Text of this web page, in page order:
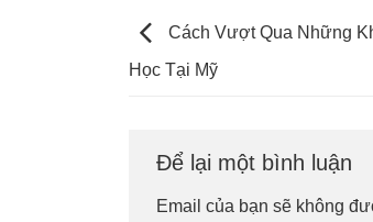
Cách Vượt Qua Những
Học Tại Mỹ
Để lại một bình luận
Email của bạn sẽ không